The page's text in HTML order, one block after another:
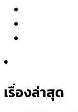
เรื่องล่าสุด